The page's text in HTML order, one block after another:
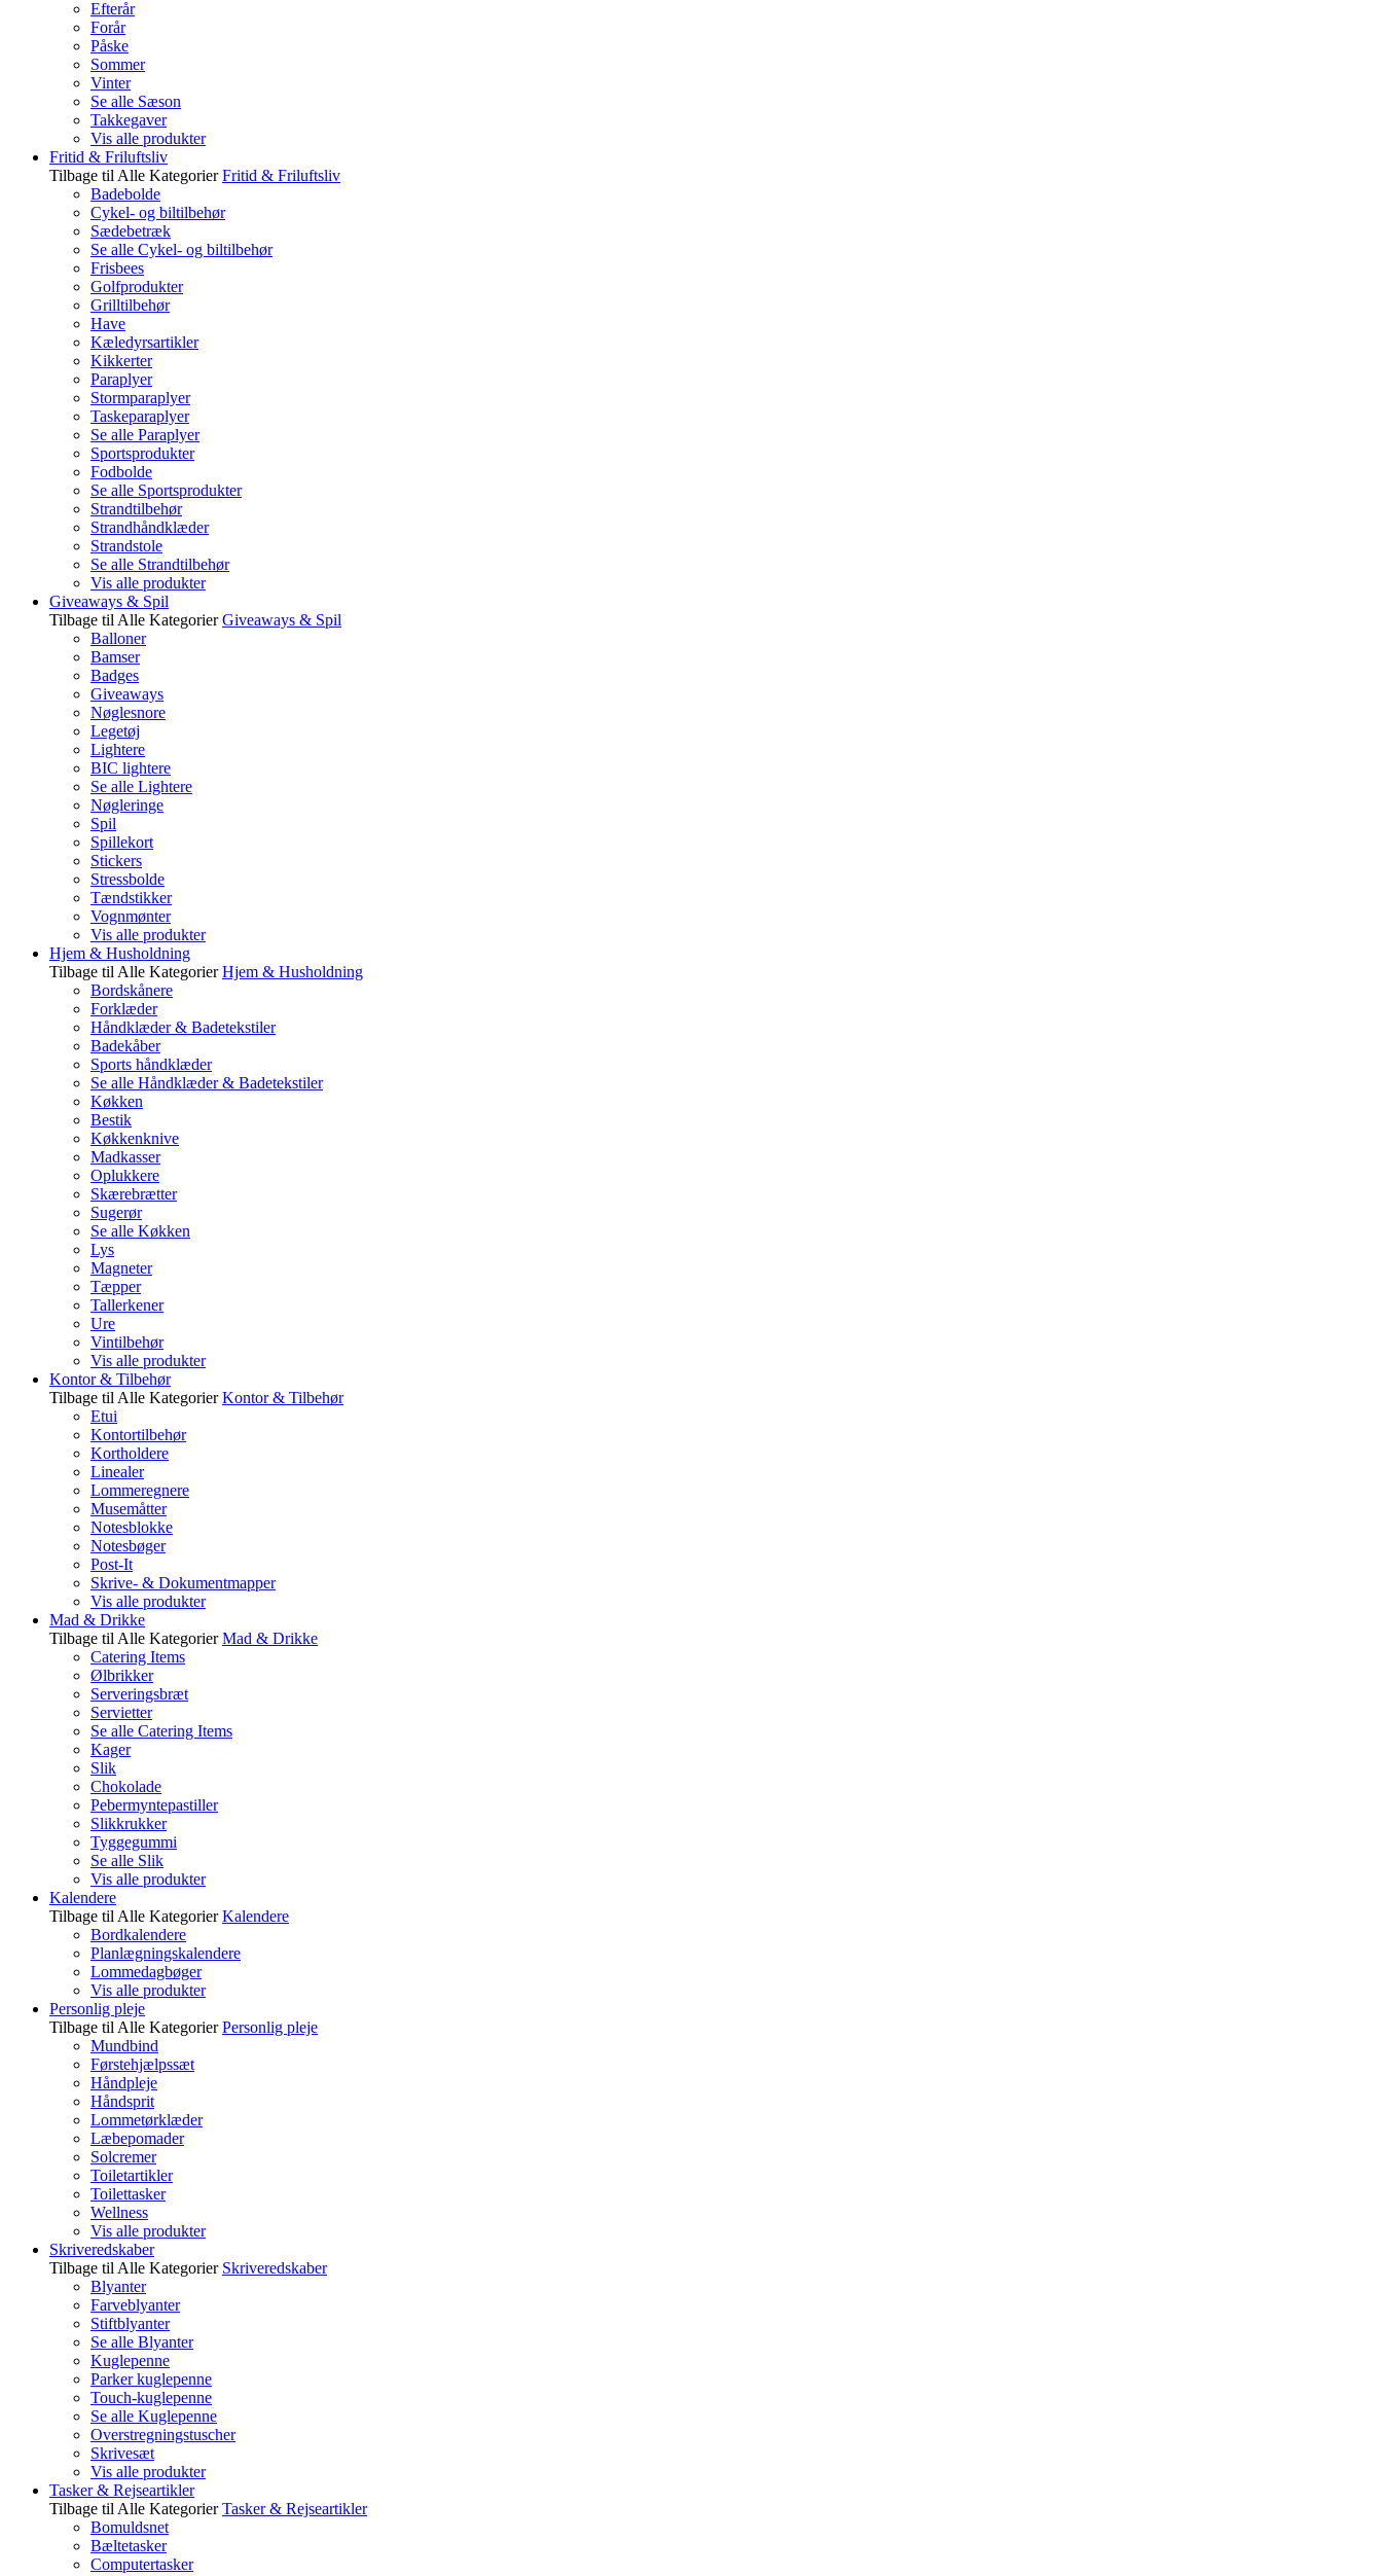
Efterår
Forår
Påske
Sommer
Vinter
Se alle Sæson
Takkegaver
Vis alle produkter
Fritid & Friluftsliv
Tilbage til Alle Kategorier Fritid & Friluftsliv
Badebolde
Cykel- og biltilbehør
Sædebetræk
Se alle Cykel- og biltilbehør
Frisbees
Golfprodukter
Grilltilbehør
Have
Kæledyrsartikler
Kikkerter
Paraplyer
Stormparaplyer
Taskeparaplyer
Se alle Paraplyer
Sportsprodukter
Fodbolde
Se alle Sportsprodukter
Strandtilbehør
Strandhåndklæder
Strandstole
Se alle Strandtilbehør
Vis alle produkter
Giveaways & Spil
Tilbage til Alle Kategorier Giveaways & Spil
Balloner
Bamser
Badges
Giveaways
Nøglesnore
Legetøj
Lightere
BIC lightere
Se alle Lightere
Nøgleringe
Spil
Spillekort
Stickers
Stressbolde
Tændstikker
Vognmønter
Vis alle produkter
Hjem & Husholdning
Tilbage til Alle Kategorier Hjem & Husholdning
Bordskånere
Forklæder
Håndklæder & Badetekstiler
Badekåber
Sports håndklæder
Se alle Håndklæder & Badetekstiler
Køkken
Bestik
Køkkenknive
Madkasser
Oplukkere
Skærebrætter
Sugerør
Se alle Køkken
Lys
Magneter
Tæpper
Tallerkener
Ure
Vintilbehør
Vis alle produkter
Kontor & Tilbehør
Tilbage til Alle Kategorier Kontor & Tilbehør
Etui
Kontortilbehør
Kortholdere
Linealer
Lommeregnere
Musemåtter
Notesblokke
Notesbøger
Post-It
Skrive- & Dokumentmapper
Vis alle produkter
Mad & Drikke
Tilbage til Alle Kategorier Mad & Drikke
Catering Items
Ølbrikker
Serveringsbræt
Servietter
Se alle Catering Items
Kager
Slik
Chokolade
Pebermyntepastiller
Slikkrukker
Tyggegummi
Se alle Slik
Vis alle produkter
Kalendere
Tilbage til Alle Kategorier Kalendere
Bordkalendere
Planlægningskalendere
Lommedagbøger
Vis alle produkter
Personlig pleje
Tilbage til Alle Kategorier Personlig pleje
Mundbind
Førstehjælpssæt
Håndpleje
Håndsprit
Lommetørklæder
Læbepomader
Solcremer
Toiletartikler
Toilettasker
Wellness
Vis alle produkter
Skriveredskaber
Tilbage til Alle Kategorier Skriveredskaber
Blyanter
Farveblyanter
Stiftblyanter
Se alle Blyanter
Kuglepenne
Parker kuglepenne
Touch-kuglepenne
Se alle Kuglepenne
Overstregningstuscher
Skrivesæt
Vis alle produkter
Tasker & Rejseartikler
Tilbage til Alle Kategorier Tasker & Rejseartikler
Bomuldsnet
Bæltetasker
Computertasker